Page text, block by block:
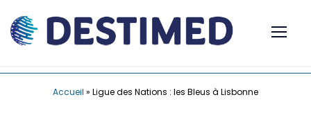
Accueil » Ligue des Nations : les Bleus à Lisbonne